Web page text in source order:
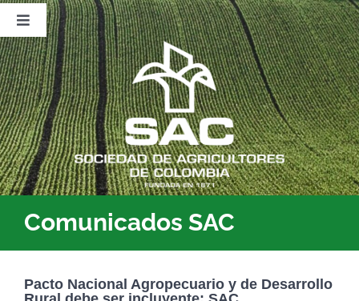
Saltar
contenido
Toggle
Navigation
Nosotros
Publicaciones
Sala de Prensa
Eventos
Comunicados SAC
Pacto Nacional Agropecuario y de Desarrollo